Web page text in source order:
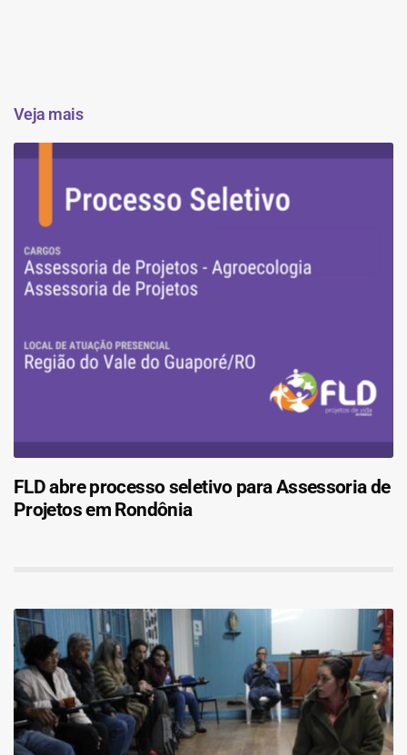
Veja mais
FLD abre processo seletivo para Assessoria de
Projetos em Rondônia